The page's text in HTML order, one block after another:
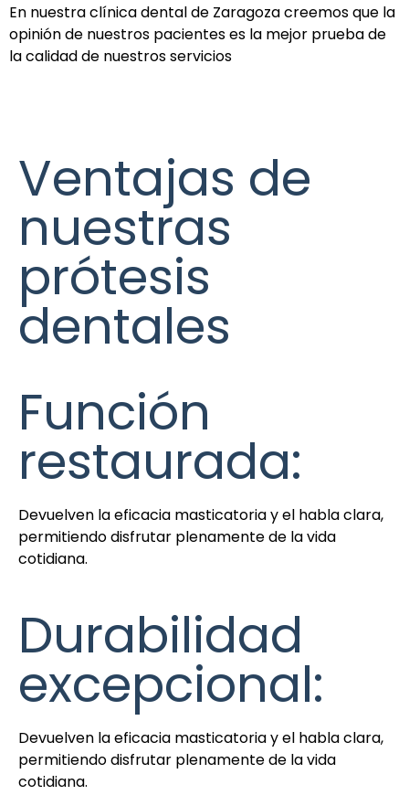
En nuestra clínica dental de Zaragoza creemos que la
opinión de nuestros pacientes es la mejor prueba de
la calidad de nuestros servicios
Ventajas de
nuestras
prótesis
dentales
Función
restaurada:
Devuelven la eficacia masticatoria y el habla clara,
permitiendo disfrutar plenamente de la vida
cotidiana.
Durabilidad
excepcional:
Devuelven la eficacia masticatoria y el habla clara,
permitiendo disfrutar plenamente de la vida
cotidiana.